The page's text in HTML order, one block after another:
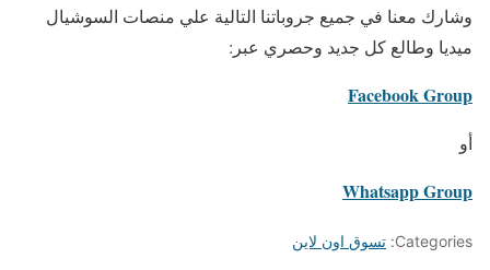
وشارك معنا في جميع جروباتنا التالية علي منصات السوشيال
ميديا وطالع كل جديد وحصري عبر:
Facebook Group
أو
Whatsapp Group
Categories: تسوق اون لاين